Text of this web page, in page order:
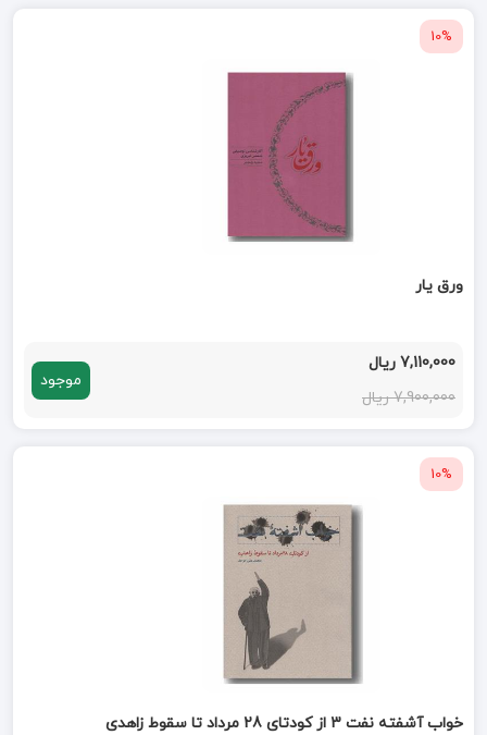
10%
ورق یار
7,110,000 ریال
7,900,000 ریال
موجود
10%
خواب آشفته نفت 3 از کودتای 28 مرداد تا سقوط زاهدی